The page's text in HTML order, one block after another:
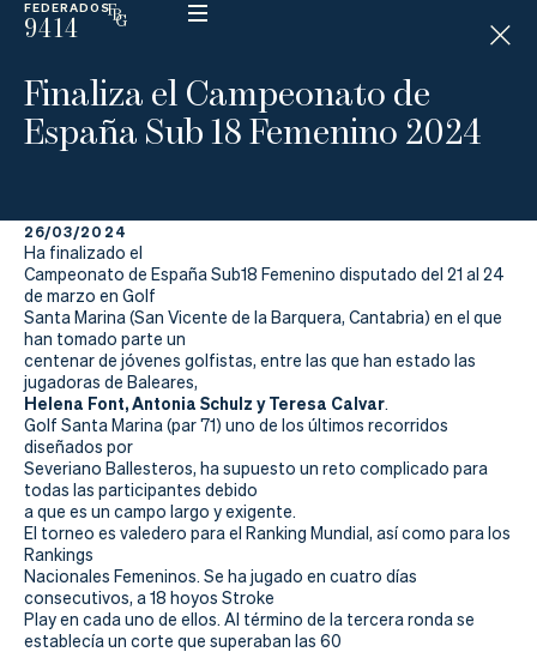
FEDERADOS
9414
ESP
N
D
I
C
La
Federación
Federarse
Jugar
Aprender
Actualidad
Tienda
Finaliza el Campeonato de
España Sub 18 Femenino 2024
26/03/2024
Ha finalizado el
Campeonato de España Sub18 Femenino disputado del 21 al 24
de marzo en Golf
Santa Marina (San Vicente de la Barquera, Cantabria) en el que
han tomado parte un
centenar de jóvenes golfistas, entre las que han estado las
jugadoras de Baleares,
Helena Font, Antonia Schulz y Teresa Calvar.
Golf Santa Marina (par 71) uno de los últimos recorridos
diseñados por
Severiano Ballesteros, ha supuesto un reto complicado para
todas las participantes debido
a que es un campo largo y exigente.
El torneo es valedero para el Ranking Mundial, así como para los
Rankings
Nacionales Femeninos. Se ha jugado en cuatro días
consecutivos, a 18 hoyos Stroke
Play en cada uno de ellos. Al término de la tercera ronda se
establecía un corte que superaban las 60